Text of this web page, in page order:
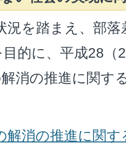
況を踏まえ、部
的に、平成28（
解消の推進に関す
解消の推進に関